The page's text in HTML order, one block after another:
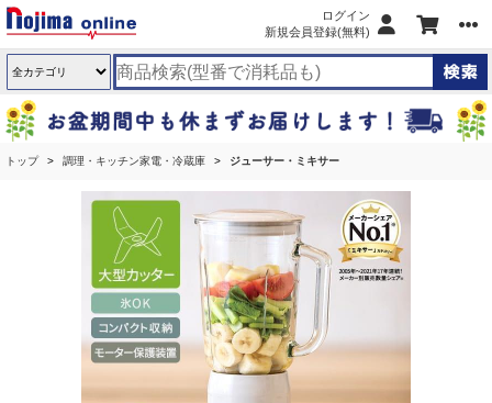
ログイン
新規会員登録(無料)
トップ 調理・キッチン家電・冷蔵庫 ジューサー・ミキサー